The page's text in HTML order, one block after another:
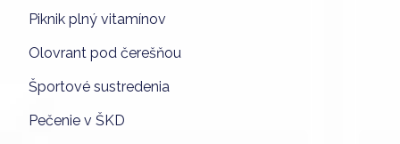
Piknik plný vitamínov
Olovrant pod čerešňou
Športové sustredenia
Pečenie v ŠKD